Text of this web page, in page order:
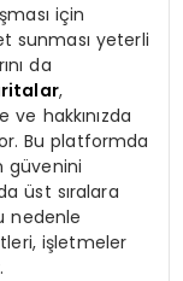
için
sunması yeterli
da
,
hakkınızda
Bu platformda
güvenini
üst sıralara
nedenle
işletmeler